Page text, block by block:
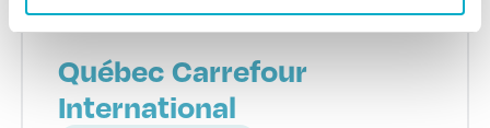
Québec Carrefour
International